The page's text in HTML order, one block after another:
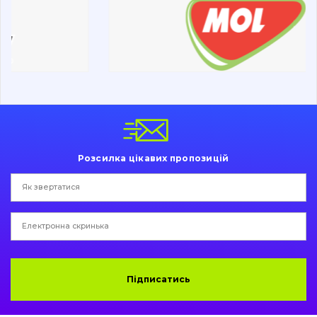
Електрообладнання
Розсилка цікавих пропозицій
Підписатись